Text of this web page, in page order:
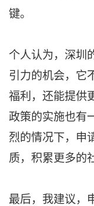
键。
个人认为，深圳
引力的机会，它
福利，还能提供
政策的实施也有
烈的情况下，申
质，积累更多的
最后，我建议，